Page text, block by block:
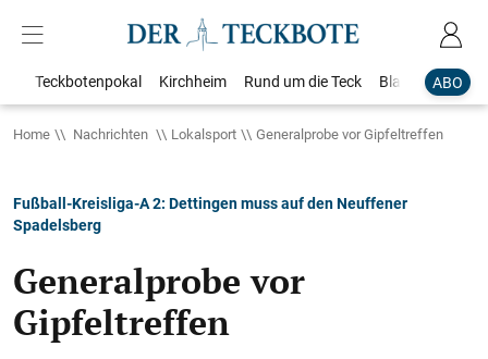
ABO
Teckbotenpokal Kirchheim Rund um die Teck Blaulicht
Home Nachrichten Lokalsport Generalprobe vor Gipfeltreffen
Fußball-Kreisliga-A 2: Dettingen muss auf den Neuffener
Spadelsberg
Generalprobe vor
Gipfeltreffen